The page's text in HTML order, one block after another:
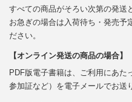
すべての商品がそろい次第の発送
お急ぎの場合は入荷待ち・発売予
ださい。
【オンライン発送の商品の場合】
PDF版電子書籍は、ご利用にあた
参加証など）を電子メールでお送